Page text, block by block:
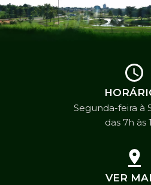
Segunda-feira à
das 7h às
VER